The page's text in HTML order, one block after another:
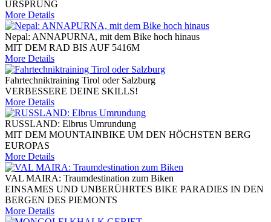
URSPRUNG
More Details
Nepal: ANNAPURNA, mit dem Bike hoch hinaus
MIT DEM RAD BIS AUF 5416M
More Details
Fahrtechniktraining Tirol oder Salzburg
VERBESSERE DEINE SKILLS!
More Details
RUSSLAND: Elbrus Umrundung
MIT DEM MOUNTAINBIKE UM DEN HÖCHSTEN BERG
EUROPAS
More Details
VAL MAIRA: Traumdestination zum Biken
EINSAMES UND UNBERÜHRTES BIKE PARADIES IN DEN
BERGEN DES PIEMONTS
More Details